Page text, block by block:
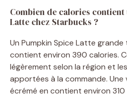
Combien de calories
Latte chez Starbucks ?
Un Pumpkin Spice Latte
contient environ 390 calories.
légèrement selon la région et
apportées à la commande. Une
écrémé en contient environ 310